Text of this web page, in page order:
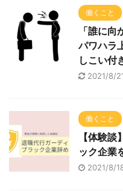
働くこと
「誰に
パワハラ
しこい付
2021/8/
働くこと
【体験
ック企業
2021/8/